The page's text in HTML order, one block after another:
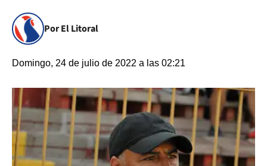
Por El Litoral
Domingo, 24 de julio de 2022 a las 02:21